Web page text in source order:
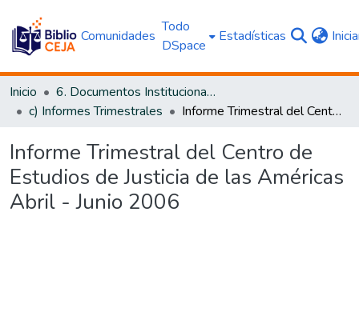
Comunidades
Todo
DSpace
Estadísticas
Inicio
6. Documentos Institucionales CEJA
c) Informes Trimestrales
Informe Trimestral del Centro de Estudios de Justicia de las Américas Abril - Junio 2006
Informe Trimestral del Centro de
Estudios de Justicia de las Américas
Abril - Junio 2006